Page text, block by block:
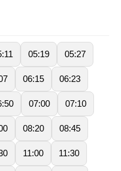
05:19 05:27
06:15 06:23
07:00 07:10
08:20 08:45
11:00 11:30